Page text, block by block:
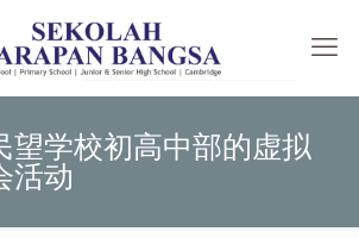
望学校初高中部的虚拟
活动